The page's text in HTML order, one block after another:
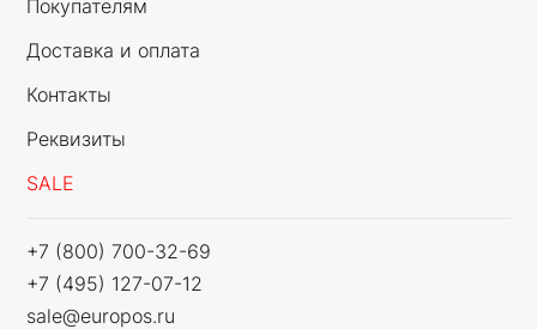
Покупателям
Доставка и оплата
Контакты
Реквизиты
SALE
+7 (800) 700-32-69
+7 (495) 127-07-12
sale@europos.ru